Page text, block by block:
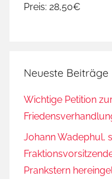
Preis: 28,50€
Neueste Beiträge
Wichtige Petition
Johann Wadephul,
Prankstern